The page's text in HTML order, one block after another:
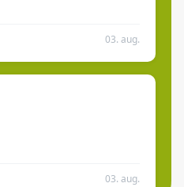
03. aug.
03. aug.